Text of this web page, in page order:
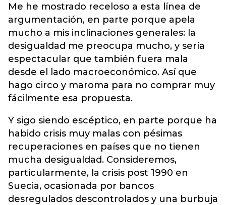
Me he mostrado receloso a esta línea de
argumentación, en parte porque apela
mucho a mis inclinaciones generales: la
desigualdad me preocupa mucho, y sería
espectacular que también fuera mala
desde el lado macroeconómico. Así que
hago circo y maroma para no comprar muy
fácilmente esa propuesta.
Y sigo siendo escéptico, en parte porque ha
habido crisis muy malas con pésimas
recuperaciones en países que no tienen
mucha desigualdad. Consideremos,
particularmente, la crisis post 1990 en
Suecia, ocasionada por bancos
desregulados descontrolados y una burbuja